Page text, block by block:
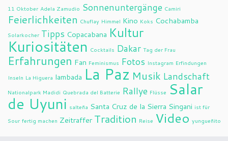
11 Oktober Adela Zamudio Sonnenuntergänge Camiri
Feierlichkeiten Chuflay Himmel Kino Koks Cochabamba
Solarkocher Tipps Copacabana Kultur
Kuriositäten Cocktails Dakar Tag der Frau
Erfahrungen Fan Feminismus Fotos Instagram Erfindungen
Inseln La Higuera lambada La Paz Musik Landschaft
Nationalpark Madidi Quebrada del Batterie Rallye Flüsse Salar
de Uyuni salteña Santa Cruz de la Sierra Singani ist für
Sour fertig machen Zeitraffer Tradition Reise Video yungueñito